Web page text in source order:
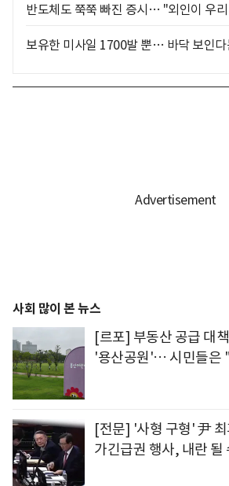
반도체도 쭉쭉 빠진 증시… "외인이 우
보유한 미사일 1700발 뿐… 바닥 보인
사회 많이 본 뉴스
[르포] 부동산 공급 대
'용산공원'… 시민들은
[전문] '사형 구형' 尹
가긴급권 행사, 내란 될